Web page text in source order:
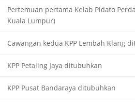
Pertemuan pertama Kelab Pidato
Kuala Lumpur)
Cawangan kedua KPP Lembah Klang
KPP Petaling Jaya ditubuhkan
KPP Pusat Bandaraya ditubuhkan